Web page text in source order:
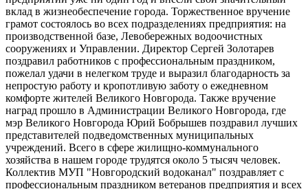
вклад в жизнеобеспечение города. Торжественное вручение
грамот состоялось во всех подразделениях предприятия: на
производственной базе, Левобережных водоочистных
сооружениях и Управлении. Директор Сергей Золотарев
поздравил работников с профессиональным праздником,
пожелал удачи в нелегком труде и выразил благодарность за
непростую работу и кропотливую заботу о ежедневном
комфорте жителей Великого Новгорода. Также вручение
наград прошло в Администрации Великого Новгорода, где
мэр Великого Новгорода Юрий Бобрышев поздравил лучших
представителей подведомственных муниципальных
учреждений. Всего в сфере жилищно-коммунального
хозяйства в нашем городе трудятся около 5 тысяч человек.
Коллектив МУП "Новгородский водоканал" поздравляет с
профессиональным праздником ветеранов предприятия и всех